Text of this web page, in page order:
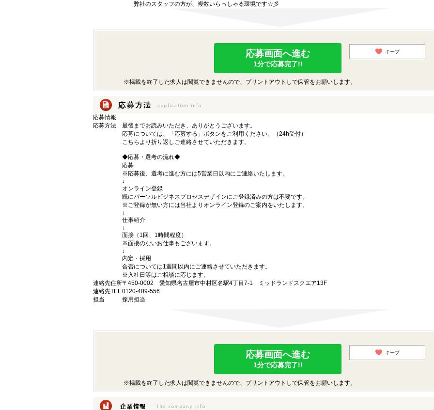
弊社のスタッフの方が、複数いらっしゃる環境です☆彡
応募画面へ進む
1分で応募完了!!
キープ
※掲載を終了した求人は閲覧できませんので、プリントアウトして保管をお願いします。
応募情報
応募方法
最後までお読みいただき、ありがとうございます。
応募については、「応募する」ボタンをご利用ください。（24h受付）
こちらより折り返しご連絡させていただきます。
◆応募・選考の流れ◆
応募
※応募後、選考に進む方には5営業日以内にご連絡いたします。
↓
オンライン登録
既にパーソルビジネスプロセスデザインにご登録済みの方は不要です。
※ご登録が無い方には当社よりオンライン登録のご案内をいたします。
↓
仕事紹介
↓
面接（1回、1時間程度）
※面接のないお仕事もございます。
↓
内定・採用
合否については1週間以内にご連絡させていただきます。
※入社日等はご相談に応じます。
連絡先住所〒450-0002 愛知県名古屋市中村区名駅4丁目7-1 ミッドランドスクエア13F
連絡先TEL0120-409-556
担当
採用担当
応募画面へ進む
1分で応募完了!!
キープ
※掲載を終了した求人は閲覧できませんので、プリントアウトして保管をお願いします。